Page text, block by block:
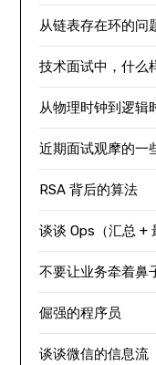
从链表存在环的问
技术面试中，什么
从物理时钟到逻辑
近期面试观摩的一
RSA 背后的算法
谈谈 Ops（汇总 +
不要让业务牵着鼻
倔强的程序员
谈谈微信的信息流